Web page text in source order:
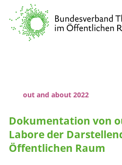
Verband
Vernetzung &
out and about 2022
Dokumentation von
Labore der
Öffentlichen Raum